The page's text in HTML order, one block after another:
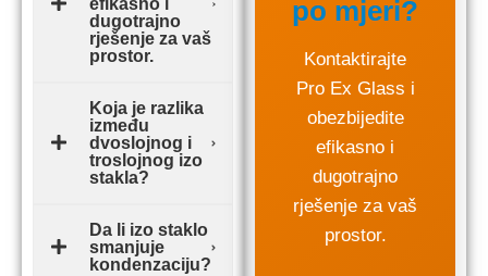
efikasno i
dugotrajno
rješenje za vaš
prostor.
Koja je razlika
između
dvoslojnog i
troslojnog izo
stakla?
Da li izo staklo
smanjuje
kondenzaciju?
po mjeri?
Kontaktirajte
Pro Ex Glass i
obezbijedite
efikasno i
dugotrajno
rješenje za vaš
prostor.